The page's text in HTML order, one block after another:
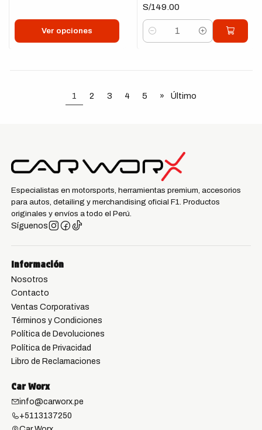
Ver opciones
S/149.00
Cantidad
1 2 3 4 5 » Último
Especialistas en motorsports, herramientas premium, accesorios
para autos, detailing y merchandising oficial F1. Productos
originales y envíos a todo el Perú.
Síguenos
Información
Nosotros
Contacto
Ventas Corporativas
Términos y Condiciones
Política de Devoluciones
Política de Privacidad
Libro de Reclamaciones
Car Worx
info@carworx.pe
+5113137250